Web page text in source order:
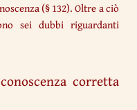
(§ 132). Oltre a ciò
sei dubbi riguardanti
corretta